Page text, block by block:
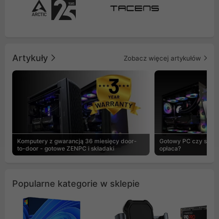
Artykuły Zobacz więcej artykułów
Komputery z gwarancją 36 miesięcy door-
to-door - gotowe ZENPC i składaki
Gotowy PC czy
opłaca?
Popularne kategorie w sklepie